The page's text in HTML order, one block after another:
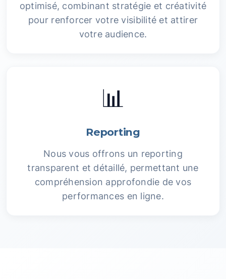
optimisé, combinant stratégie et créativité
pour renforcer votre visibilité et attirer
votre audience.
📊
Reporting
Nous vous offrons un reporting
transparent et détaillé, permettant une
compréhension approfondie de vos
performances en ligne.